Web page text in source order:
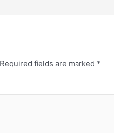
Required fields are marked *